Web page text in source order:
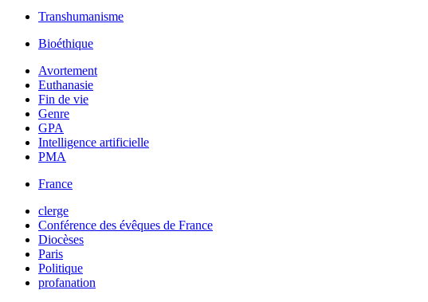
Transhumanisme
Bioéthique
Avortement
Euthanasie
Fin de vie
Genre
GPA
Intelligence artificielle
PMA
France
clerge
Conférence des évêques de France
Diocèses
Paris
Politique
profanation